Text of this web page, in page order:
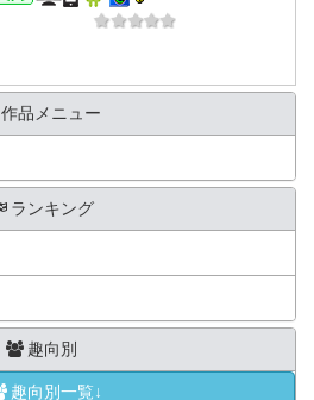
作品メニュー
ランキング
趣向別
趣向別一覧↓